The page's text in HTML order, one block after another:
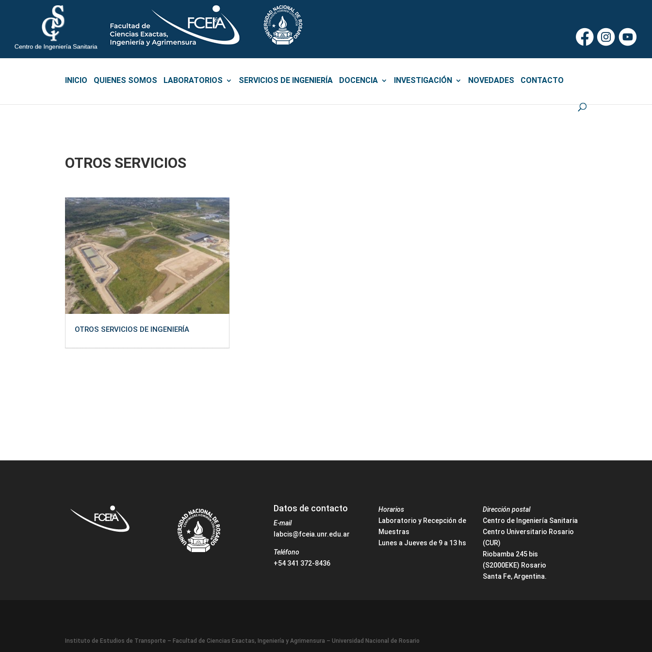
INICIO QUIENES SOMOS LABORATORIOS SERVICIOS DE INGENIERÍA DOCENCIA INVESTIGACIÓN NOVEDADES CONTACTO
OTROS SERVICIOS
OTROS SERVICIOS DE INGENIERÍA
Datos de contacto
E-mail
labcis@fceia.unr.edu.ar
Teléfono
+54 341 372-8436
Horarios
Laboratorio y Recepción de
Muestras
Lunes a Jueves de 9 a 13 hs
Dirección postal
Centro de Ingeniería Sanitaria
Centro Universitario Rosario
(CUR)
Riobamba 245 bis
(S2000EKE) Rosario
Santa Fe, Argentina.
Instituto de Estudios de Transporte – Facultad de Ciencias Exactas, Ingeniería y Agrimensura – Universidad Nacional de Rosario